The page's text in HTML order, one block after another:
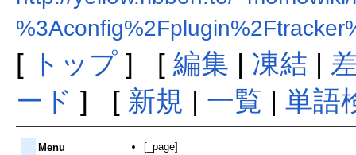
[ トップ] [ 編集 | 凍結 |
ード ] [ 新規 | 一覧 | 単語
Menu [_page]